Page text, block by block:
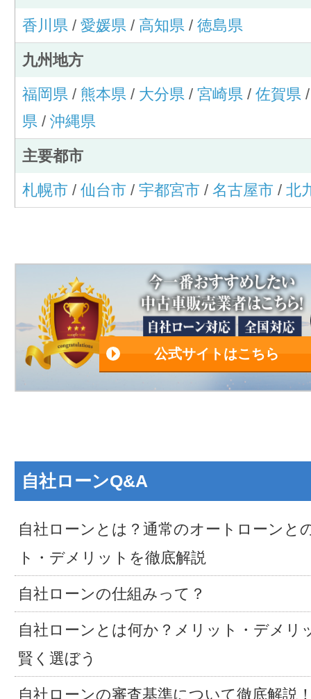
香川県/ 愛媛県/ 高知県/ 徳島県
九州地方
福岡県/ 熊本県/ 大分県/ 宮崎県/ 佐賀県
県/ 沖縄県
主要都市
札幌市 / 仙台市 / 宇都宮市 / 名古屋市 / 北
公式サイトはこちら
自社ローンQ&A
自社ローンとは？通常のオートローンと
ト・デメリットを徹底解説
自社ローンの仕組みって？
自社ローンとは何か？メリット・デメリ
賢く選ぼう
自社ローンの審査基準について徹底解説